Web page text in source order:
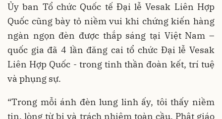
Ủy ban Tổ chức Quốc tế Đại lễ Vesak Liên Hợp
Quốc cũng bày tỏ niềm vui khi chứng kiến hàng
ngàn ngọn đèn được thắp sáng tại Việt Nam –
quốc gia đã 4 lần đăng cai tổ chức Đại lễ Vesak
Liên Hợp Quốc - trong tinh thần đoàn kết, trí tuệ
và phụng sự.
“Trong mỗi ánh đèn lung linh ấy, tôi thấy niềm
tin, lòng từ bi và trách nhiệm toàn cầu. Phật giáo